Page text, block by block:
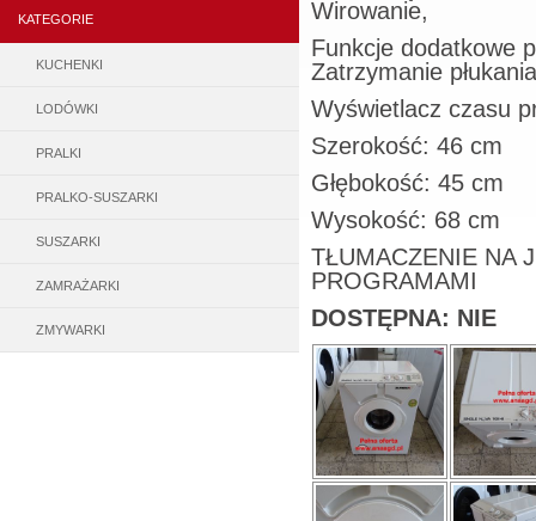
KATEGORIE
KUCHENKI
LODÓWKI
PRALKI
PRALKO-SUSZARKI
SUSZARKI
ZAMRAŻARKI
ZMYWARKI
Wirowanie,
Funkcje dodatkowe
Zatrzymanie
Wyświetlacz czasu
Szerokość: 46 cm
Głębokość: 45 cm
Wysokość: 68 cm
TŁUMACZENIE NA
PROGRAMAMI
DOSTĘPNA: NIE